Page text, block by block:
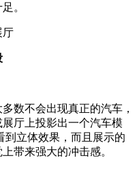
。
数不会出现真正的汽车，
厅上投影出一个汽车模
到立体效果，而且展示的
带来强大的冲击感。